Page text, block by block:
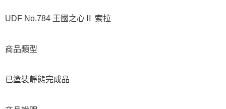
UDF No.784 王國之心Ⅱ 索拉
商品類型
已塗裝靜態完成品